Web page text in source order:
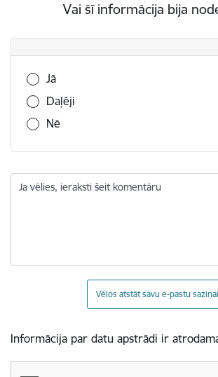
Vai šī informācija bija
Vai šī informācija bija noderīga?
Jā
Daļēji
Nē
Ja vēlies, ieraksti šeit komentāru
Vēlos atstāt savu e-pastu saziņai
Informācija par datu apstrādi ir